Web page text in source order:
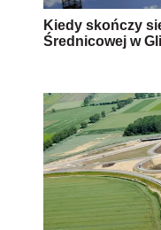
Kiedy skończy
Średnicowej w